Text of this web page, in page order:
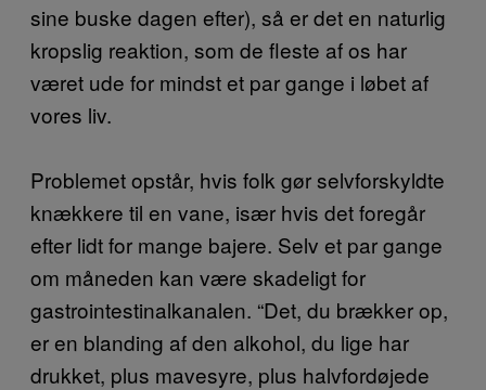
sine buske dagen efter), så er det en naturlig
kropslig reaktion, som de fleste af os har
været ude for mindst et par gange i løbet af
vores liv.
Problemet opstår, hvis folk gør selvforskyldte
knækkere til en vane, især hvis det foregår
efter lidt for mange bajere. Selv et par gange
om måneden kan være skadeligt for
gastrointestinalkanalen. “Det, du brækker op,
er en blanding af den alkohol, du lige har
drukket, plus mavesyre, plus halvfordøjede